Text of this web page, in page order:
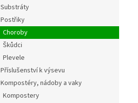
Substráty
Postřiky
Choroby
Škůdci
Plevele
Příslušenství k výsevu
Kompostéry, nádoby a vaky
Kompostery